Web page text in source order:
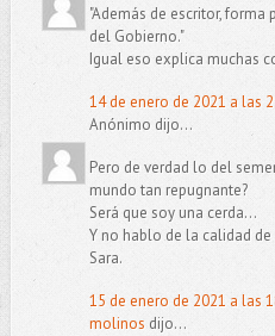
"Además de escritor,
del Gobierno."
Igual eso explica muchas
14 de enero de 2021 a las
Anónimo dijo...
Pero de verdad lo del
mundo tan repugnante?
Será que soy una cerda...
Y no hablo de la calidad
Sara.
15 de enero de 2021 a las
molinos dijo...